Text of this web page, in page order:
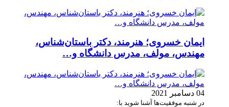
ایمان خسروی؛ هنرمند، دکتر باستان‌شناس،
مهندس، مولف، مدرس دانشگاه و…
04 دسامبر 2021
در شنبه موفقیت‌ها آشنا شوید با: